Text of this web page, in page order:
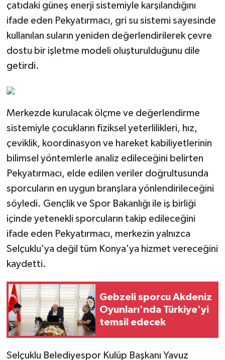
çatıdaki güneş enerji sistemiyle karşılandığını
ifade eden Pekyatırmacı, gri su sistemi sayesinde
kullanılan suların yeniden değerlendirilerek çevre
dostu bir işletme modeli oluşturulduğunu dile
getirdi.
Merkezde kurulacak ölçme ve değerlendirme
sistemiyle çocukların fiziksel yeterlilikleri, hız,
çeviklik, koordinasyon ve hareket kabiliyetlerinin
bilimsel yöntemlerle analiz edileceğini belirten
Pekyatırmacı, elde edilen veriler doğrultusunda
sporcuların en uygun branşlara yönlendirileceğini
söyledi. Gençlik ve Spor Bakanlığı ile iş birliği
içinde yetenekli sporcuların takip edileceğini
ifade eden Pekyatırmacı, merkezin yalnızca
Selçuklu'ya değil tüm Konya'ya hizmet vereceğini
kaydetti.
Gebzeli sporcu Akdeniz
Oyunları'nda Türkiye'yi
temsil edecek
Selçuklu Belediyespor Kulüp Başkanı Yavuz